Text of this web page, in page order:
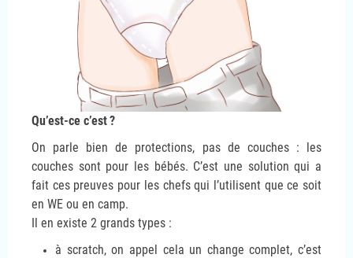
Qu’est-ce c’est?
On parle bien de protections, pas de couches : les
couches sont pour les bébés. C’est une solution qui a
fait ces preuves pour les chefs qui l’utilisent que ce soit
en WE ou en camp.
Il en existe 2 grands types :
à scratch, on appel cela un change complet, c’est